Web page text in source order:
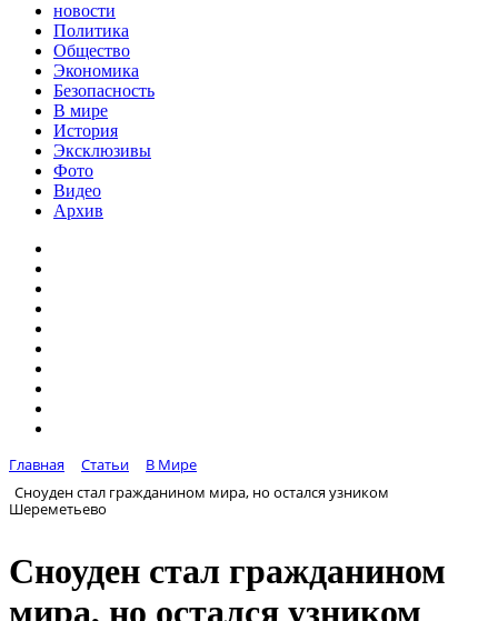
новости
Политика
Общество
Экономика
Безопасность
В мире
История
Эксклюзивы
Фото
Видео
Архив
Главная Статьи
В Мире
Сноуден стал гражданином мира, но остался узником
Шереметьево
Сноуден стал гражданином
мира, но остался узником